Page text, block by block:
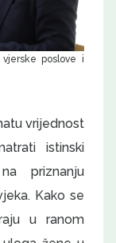
poslove i
vrijednost
istinski
priznanju
Kako se
u ranom